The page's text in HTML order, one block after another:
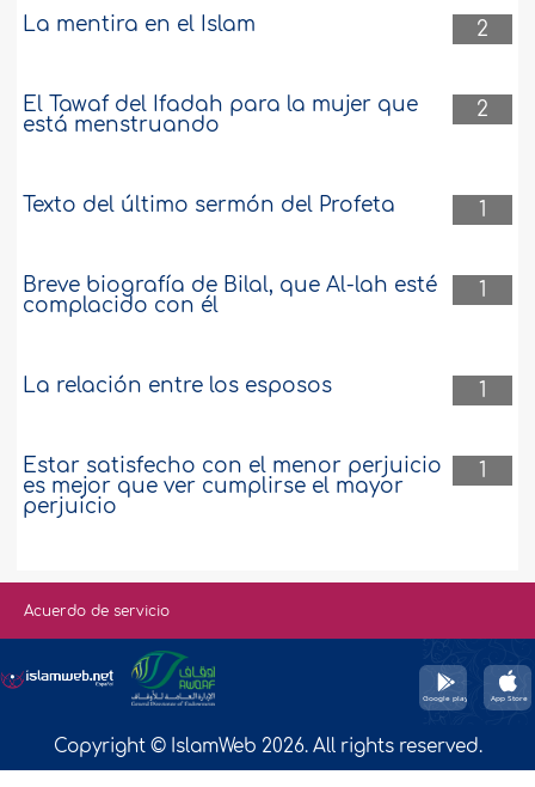
2
La mentira en el Islam
2
El Tawaf del Ifadah para la mujer que
está menstruando
1
Texto del último sermón del Profeta
1
Breve biografía de Bilal, que Al-lah esté
complacido con él
1
La relación entre los esposos
1
Estar satisfecho con el menor perjuicio
es mejor que ver cumplirse el mayor
perjuicio
Acuerdo de servicio
Copyright © IslamWeb 2026. All rights reserved.